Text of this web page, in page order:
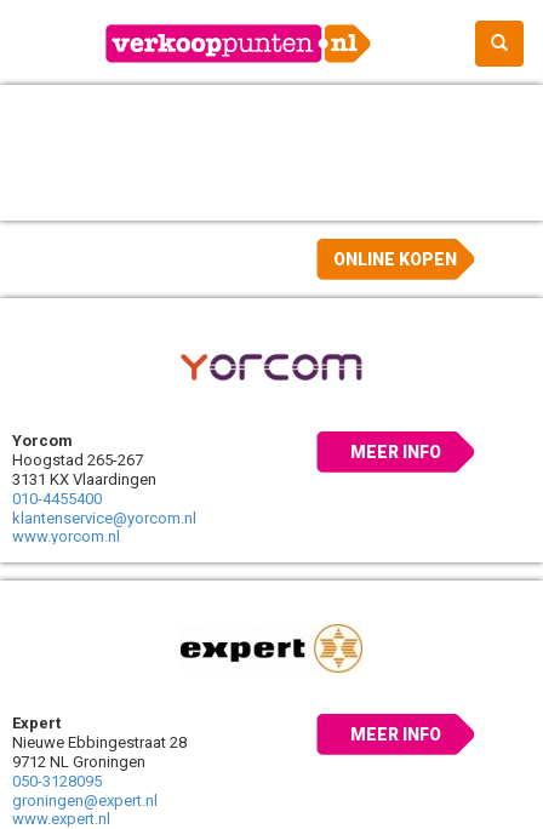
ONLINE KOPEN
Yorcom
Hoogstad 265-267
3131 KX Vlaardingen
010-4455400
klantenservice@yorcom.nl
www.yorcom.nl
MEER INFO
Expert
Nieuwe Ebbingestraat 28
9712 NL Groningen
050-3128095
groningen@expert.nl
www.expert.nl
MEER INFO